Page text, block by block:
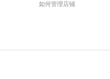
如何管理店铺